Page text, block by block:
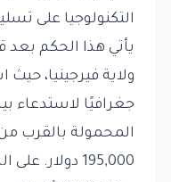
التكنولوجيا على
يأتي هذا الحكم
ولاية فيرجينيا،
جغرافيًا لاستدعاء
المحمولة بالقرب
195,000